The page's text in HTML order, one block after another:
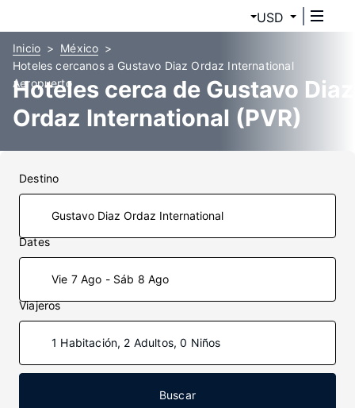
USD
Inicio
México
Hoteles cercanos a Gustavo Diaz Ordaz International
Aeropuerto
Hoteles cerca de Gustavo Diaz
Ordaz International (PVR)
Destino
Dates
Vie 7 Ago - Sáb 8 Ago
Viajeros
1 Habitación, 2 Adultos, 0 Niños
Buscar